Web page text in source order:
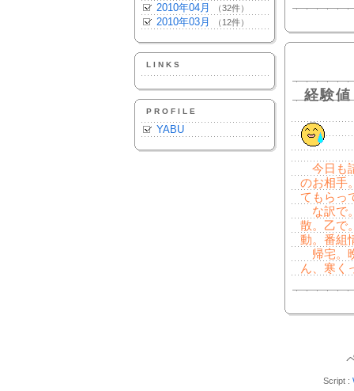
2010年04月 （32件）
2010年03月 （12件）
LINKS
PROFILE
YABU
経験値
今日も
のお相手
てもらっ
な訳で
散。乙で
動。番組
帰宅。
ん、寒く
Script :